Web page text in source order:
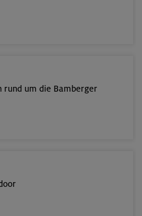
rund um die Bamberger